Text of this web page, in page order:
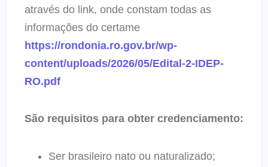
através do link, onde constam todas as
informações do certame
https://rondonia.ro.gov.br/wp-
content/uploads/2026/05/Edital-2-IDEP-
RO.pdf
São requisitos para obter credenciamento:
Ser brasileiro nato ou naturalizado;